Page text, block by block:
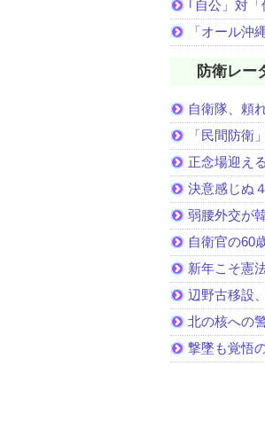
｢自公」対
「オール沖
防衛レー
自衛隊、頼
「民間防衛
正念場迎え
決意感じぬ
弱腰外交が
自衛官の60
新年こそ憲
辺野古移設
北の核への
撃墜も覚悟